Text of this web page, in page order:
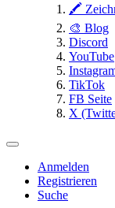
🖍
🎨 Blog
Discord
YouTube
TikTok
FB Seite
X
Anmelden
Registrieren
Suche